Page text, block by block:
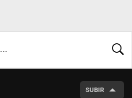
SUBIR